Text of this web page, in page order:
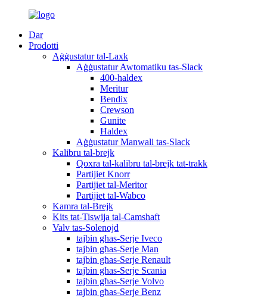
Dar
Prodotti
Aġġustatur tal-Laxk
Aġġustatur Awtomatiku tas-Slack
400-haldex
Meritur
Bendix
Crewson
Gunite
Ħaldex
Aġġustatur Manwali tas-Slack
Kalibru tal-brejk
Qoxra tal-kalibru tal-brejk tat-trakk
Partijiet Knorr
Partijiet tal-Meritor
Partijiet tal-Wabco
Kamra tal-Brejk
Kits tat-Tiswija tal-Camshaft
Valv tas-Solenojd
tajbin għas-Serje Iveco
tajbin għas-Serje Man
tajbin għas-Serje Renault
tajbin għas-Serje Scania
tajbin għas-Serje Volvo
tajbin għas-Serje Benz